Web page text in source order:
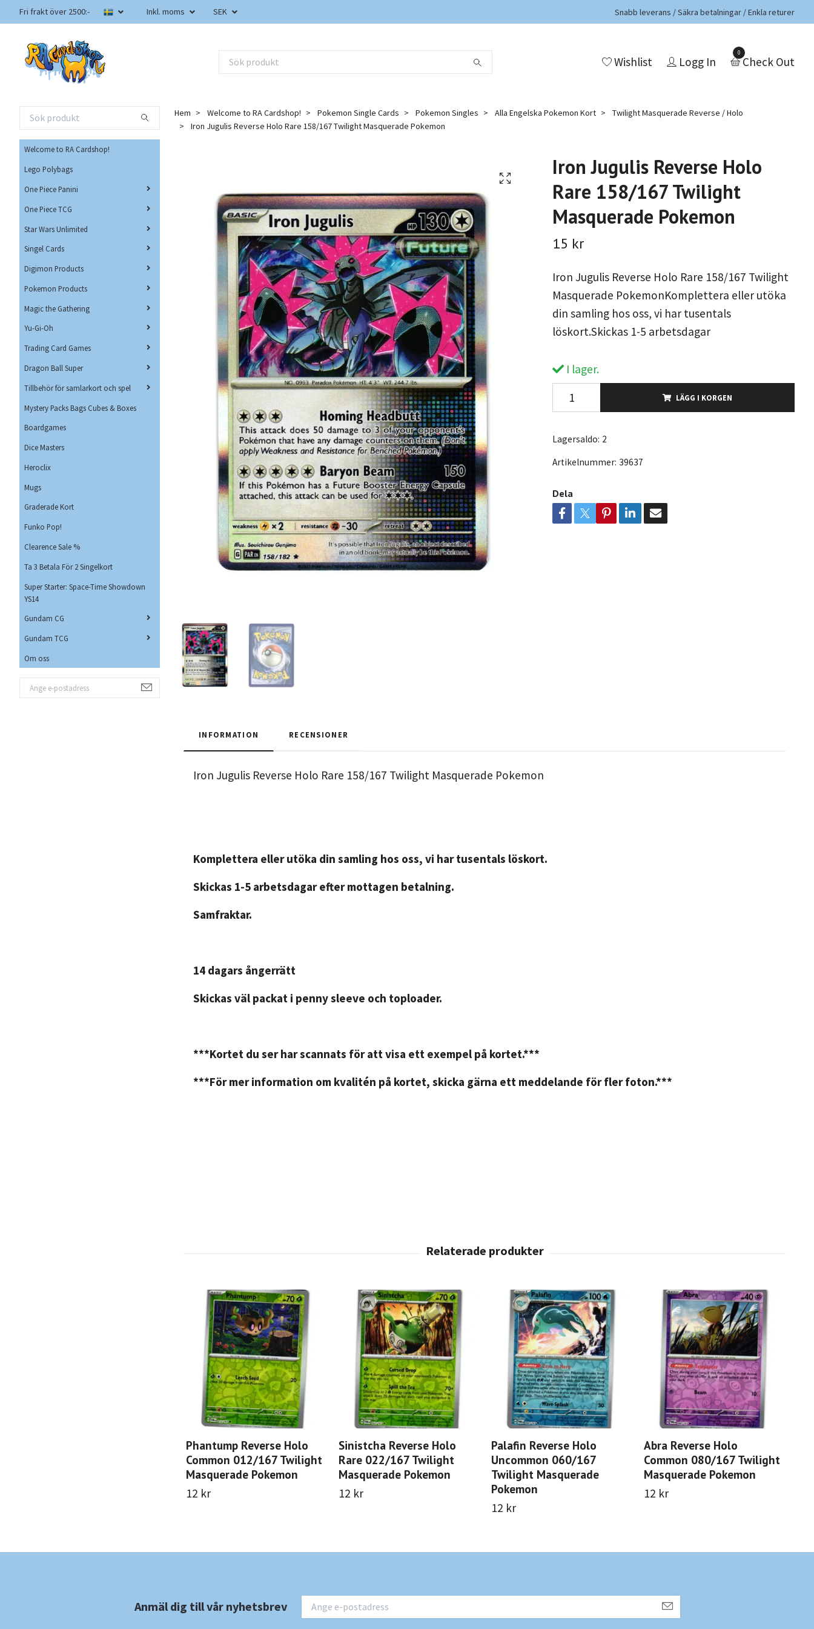
Fri frakt över 2500:- Inkl. moms SEK Snabb leverans / Säkra betalningar / Enkla returer
Wishlist Logg In
0
Check Out
Welcome to RA Cardshop!
Lego Polybags
One Piece Panini
One Piece TCG
Star Wars Unlimited
Singel Cards
Digimon Products
Pokemon Products
Magic the Gathering
Yu-Gi-Oh
Trading Card Games
Dragon Ball Super
Tillbehör för samlarkort och spel
Mystery Packs Bags Cubes & Boxes
Boardgames
Dice Masters
Heroclix
Mugs
Graderade Kort
Funko Pop!
Clearence Sale %
Ta 3 Betala För 2 Singelkort
Super Starter: Space-Time Showdown
YS14
Gundam CG
Gundam TCG
Om oss
Hem Welcome to RA Cardshop! Pokemon Single Cards Pokemon Singles Alla Engelska Pokemon Kort
Twilight Masquerade Reverse / Holo
Iron Jugulis Reverse Holo Rare 158/167 Twilight Masquerade Pokemon
Iron Jugulis Reverse Holo
Rare 158/167 Twilight
Masquerade Pokemon
15 kr
Iron Jugulis Reverse Holo Rare 158/167 Twilight
Masquerade PokemonKomplettera eller utöka
din samling hos oss, vi har tusentals
löskort.Skickas 1-5 arbetsdagar
I lager.
LÄGG I KORGEN
Lagersaldo: 2
Artikelnummer: 39637
Dela
INFORMATION RECENSIONER
Iron Jugulis Reverse Holo Rare 158/167 Twilight Masquerade Pokemon
Komplettera eller utöka din samling hos oss, vi har tusentals löskort.
Skickas 1-5 arbetsdagar efter mottagen betalning.
Samfraktar.
14 dagars ångerrätt
Skickas väl packat i penny sleeve och toploader.
***Kortet du ser har scannats för att visa ett exempel på kortet.***
***För mer information om kvalitén på kortet, skicka gärna ett meddelande för fler foton.***
Phantump Reverse Holo
Common 012/167 Twilight
Masquerade Pokemon
12 kr
Sinistcha Reverse Holo
Rare 022/167 Twilight
Masquerade Pokemon
12 kr
Palafin Reverse Holo
Uncommon 060/167
Twilight Masquerade
Pokemon
12 kr
Abra Reverse Holo
Common 080/167 Twilight
Masquerade Pokemon
12 kr
Anmäl dig till vår nyhetsbrev